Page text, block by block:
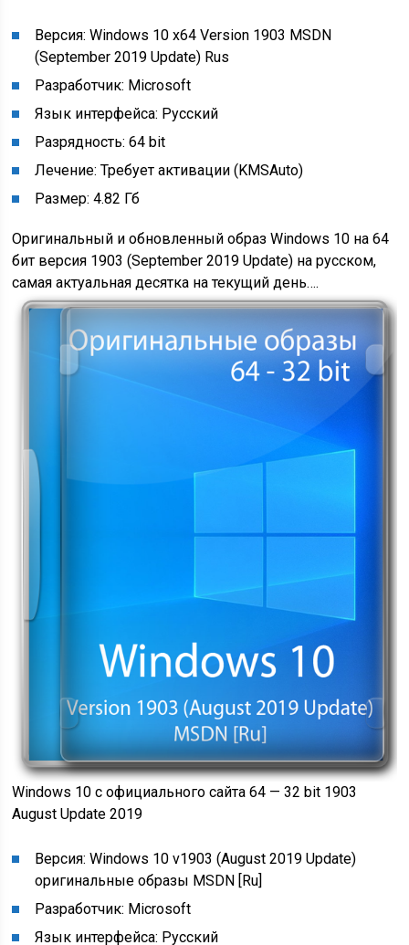
Версия: Windows 10 x64 Version 1903 MSDN
(September 2019 Update) Rus
Разработчик: Microsoft
Язык интерфейса: Русский
Разрядность: 64 bit
Лечение: Требует активации (KMSAuto)
Размер: 4.82 Гб
Оригинальный и обновленный образ Windows 10 на 64
бит версия 1903 (September 2019 Update) на русском,
самая актуальная десятка на текущий день….
Windows 10 с официального сайта 64 — 32 bit 1903
August Update 2019
Версия: Windows 10 v1903 (August 2019 Update)
оригинальные образы MSDN [Ru]
Разработчик: Microsoft
Язык интерфейса: Русский